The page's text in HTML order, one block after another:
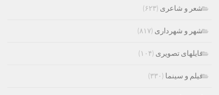
شعر و شاعری (۶۲۳)
شهر و شهرداری (۸۱۷)
فایلهای تصویری (۱۰۴)
فیلم و سینما (۳۳۰)